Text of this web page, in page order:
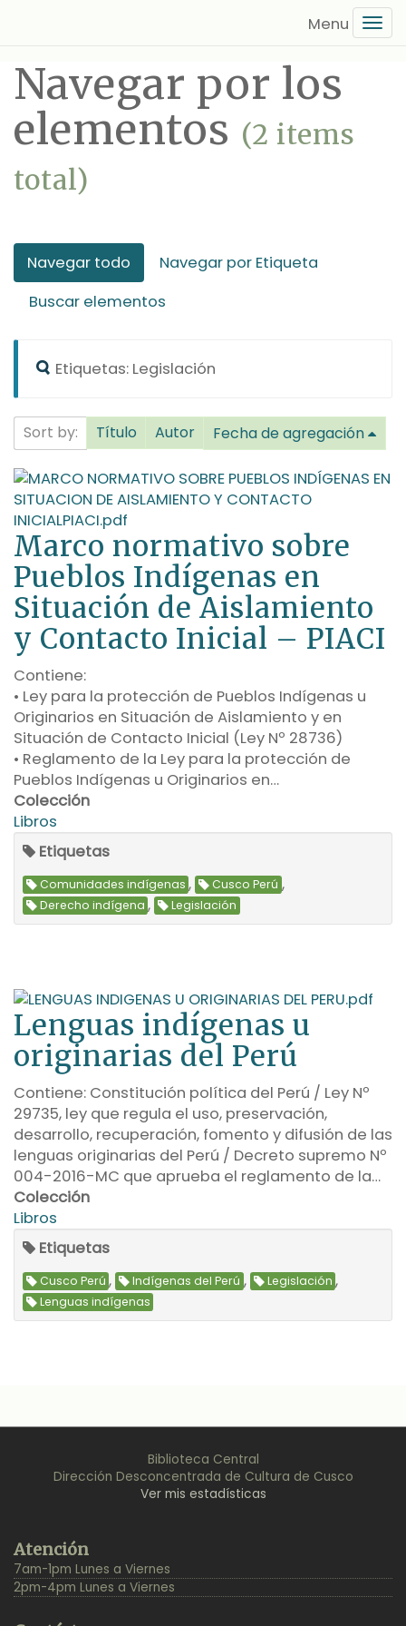
principal
Navegar por los
elementos (2 items
total)
Navegar todo
Navegar por Etiqueta
Buscar elementos
Etiquetas: Legislación
Sort by: Título Autor Fecha de agregación
Marco normativo sobre
Pueblos Indígenas en
Situación de Aislamiento
y Contacto Inicial – PIACI
Contiene:
• Ley para la protección de Pueblos Indígenas u
Originarios en Situación de Aislamiento y en
Situación de Contacto Inicial (Ley Nº 28736)
• Reglamento de la Ley para la protección de
Pueblos Indígenas u Originarios en…
Colección
Libros
Etiquetas
Comunidades indígenas , Cusco Perú ,
Derecho indígena , Legislación
Lenguas indígenas u
originarias del Perú
Contiene: Constitución política del Perú / Ley Nº
29735, ley que regula el uso, preservación,
desarrollo, recuperación, fomento y difusión de las
lenguas originarias del Perú / Decreto supremo Nº
004-2016-MC que aprueba el reglamento de la…
Colección
Libros
Etiquetas
Cusco Perú , Indígenas del Perú , Legislación ,
Lenguas indígenas
Biblioteca Central
Dirección Desconcentrada de Cultura de Cusco
Ver mis estadísticas
Top
Atención
7am-1pm Lunes a Viernes
2pm-4pm Lunes a Viernes